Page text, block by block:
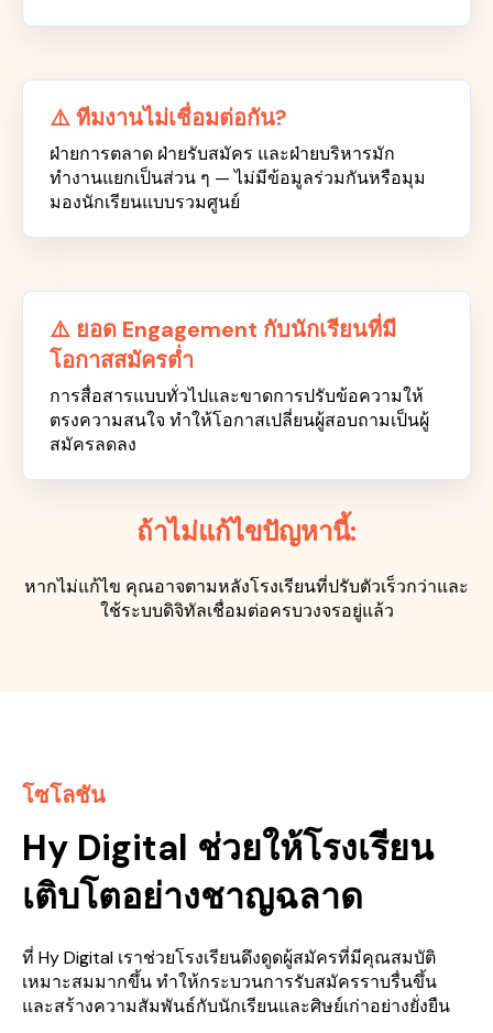
⚠️ ทีมงานไม่เชื่อมต่อกัน?
ฝ่ายการตลาด ฝ่ายรับสมัคร และฝ่ายบริหารมัก
ทำงานแยกเป็นส่วน ๆ — ไม่มีข้อมูลร่วมกันหรือมุม
มองนักเรียนแบบรวมศูนย์
⚠️ ยอด Engagement กับนักเรียนที่มี
โอกาสสมัครต่ำ
การสื่อสารแบบทั่วไปและขาดการปรับข้อความให้
ตรงความสนใจ ทำให้โอกาสเปลี่ยนผู้สอบถามเป็นผู้
สมัครลดลง
ถ้าไม่แก้ไขปัญหานี้:
หากไม่แก้ไข คุณอาจตามหลังโรงเรียนที่ปรับตัวเร็วกว่าและ
ใช้ระบบดิจิทัลเชื่อมต่อครบวงจรอยู่แล้ว
โซโลชัน
Hy Digital ช่วยให้โรงเรียน
เติบโตอย่างชาญฉลาด
ที่ Hy Digital เราช่วยโรงเรียนดึงดูดผู้สมัครที่มีคุณสมบัติ
เหมาะสมมากขึ้น ทำให้กระบวนการรับสมัครราบรื่นขึ้น
และสร้างความสัมพันธ์กับนักเรียนและศิษย์เก่าอย่างยั่งยืน